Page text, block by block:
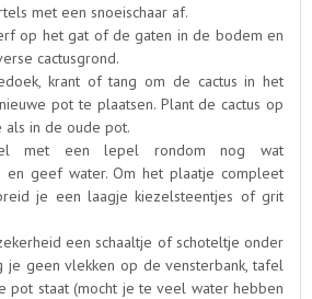
met een snoeischaar af.
op het gat of de gaten in de bodem en
cactusgrond.
krant of tang om de cactus in het
pot te plaatsen. Plant de cactus op
in de oude pot.
met een lepel rondom nog wat
en geef water. Om het plaatje compleet
je een laagje kiezelsteentjes of grit
een schaaltje of schoteltje onder
je geen vlekken op de vensterbank, tafel
pot staat (mocht je te veel water hebben